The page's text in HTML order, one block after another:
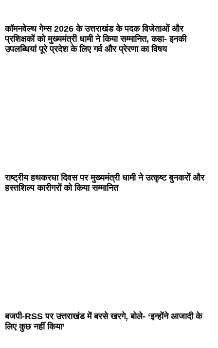
कॉमनवेल्थ गेम्स 2026 के उत्तराखंड के पदक विजेताओं और
प्रशिक्षकों को मुख्यमंत्री धामी ने किया सम्मानित, कहा- इनकी
उपलब्धियां पूरे प्रदेश के लिए गर्व और प्रेरणा का विषय
राष्ट्रीय हथकरघा दिवस पर मुख्यमंत्री धामी ने उत्कृष्ट बुनकरों और
हस्तशिल्प कारीगरों को किया सम्मानित
बजपी-RSS पर उत्तराखंड में बरसे खरगे, बोले- ‘इन्होंने आजादी के
लिए कुछ नहीं किया’